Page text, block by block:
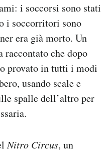
i soccorsi sono stati
i soccorritori sono
era già morto. Un
raccontato che dopo
provato in tutti i modi
usando scale e
spalle dell’altro per
Nitro Circus, un